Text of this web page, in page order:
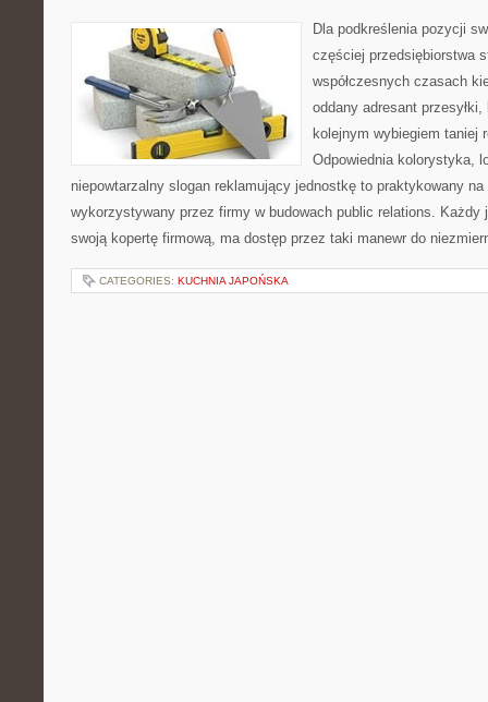
Dla podkreślenia pozycji
częściej przedsiębiorstwa
współczesnych czasach
oddany adresant
kolejnym wybiegiem taniej
Odpowiednia kolorystyka,
niepowtarzalny slogan reklamujący jednostkę to praktykowany
wykorzystywany przez firmy w budowach public relations. Każdy
swoją kopertę firmową, ma dostęp przez taki manewr do
CATEGORIES: KUCHNIA JAPOŃSKA